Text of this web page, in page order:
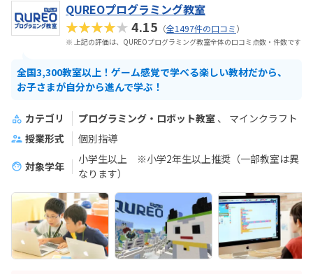
QUREOプログラミング教室
★★★★★4.15 （全1497件の口コミ）
※ 上記の評価は、QUREOプログラミング教室全体の口コミ点数・件数です
全国3,300教室以上！ゲーム感覚で学べる楽しい教材だから、
お子さまが自分から進んで学ぶ！
カテゴリ プログラミング・ロボット教室
マインクラフト
授業形式
個別指導
対象学年
小学生以上 ※小学2年生以上推奨（一部教室は異
なります）